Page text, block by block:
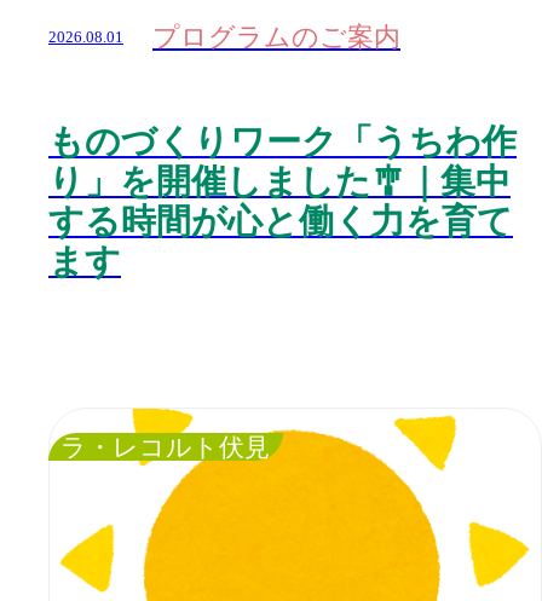
2026.08.01 プログラムのご案内
ものづくりワーク「うちわ作
り」を開催しました🎐｜集中
する時間が心と働く力を育て
ます
ラ・レコルト伏見